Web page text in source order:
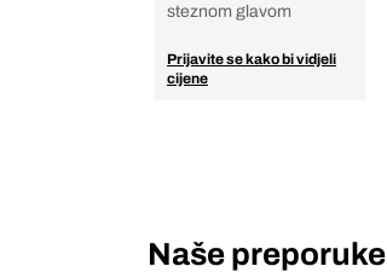
steznom glavom
Prijavite se kako bi vidjeli
cijene
Naše preporuke